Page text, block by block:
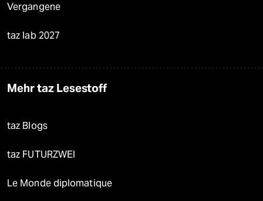
Vergangene
taz lab 2027
Mehr taz Lesestoff
taz Blogs
taz FUTURZWEI
Le Monde diplomatique